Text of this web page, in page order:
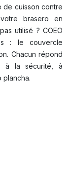
de cuisson contre
brasero en
utilisé ? COEO
: le couvercle
Chacun répond
à la sécurité, à